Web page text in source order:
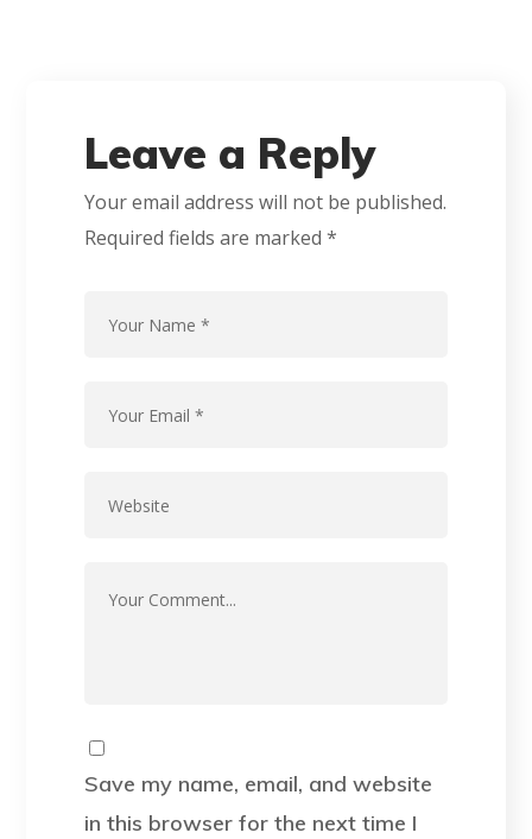
Leave a Reply
Your email address will not be published.
Required fields are marked*
Save my name, email, and website
in this browser for the next time I